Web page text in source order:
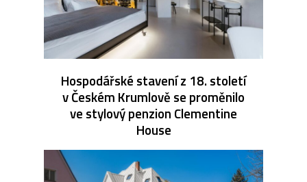
Hospodářské stavení z 18. století
v Českém Krumlově se proměnilo
ve stylový penzion Clementine
House